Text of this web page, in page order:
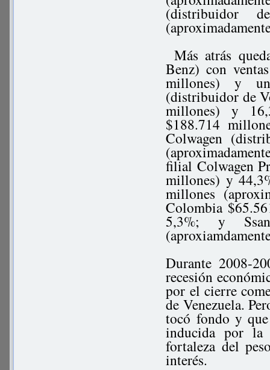
(distribuidor
Más atrás
Benz) con
millones) y
(distribuidor de
millones) y
$188.714
Colwagen
filial Colwagen
millones) y
millones
Colombia
5,3%; y
Durante 2008-
recesión
por el cierre
de Venezuela.
tocó fondo y
inducida por la
fortaleza del
interés.